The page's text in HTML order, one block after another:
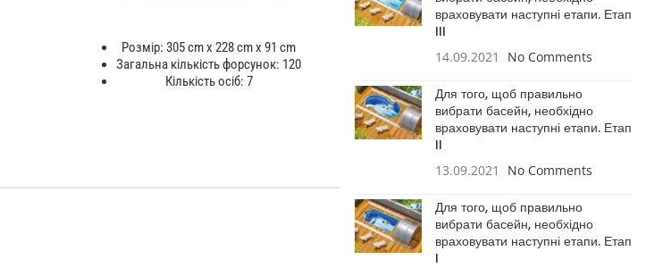
Розмір: 305 cm x 228 cm x 91 cm
Загальна кількість форсунок: 120
Кількість осіб: 7
враховувати наступні етапи. Етап
III
14.09.2021 No Comments
Для того, щоб правильно
вибрати басейн, необхідно
враховувати наступні етапи. Етап
II
13.09.2021 No Comments
Для того, щоб правильно
вибрати басейн, необхідно
враховувати наступні етапи. Етап
I